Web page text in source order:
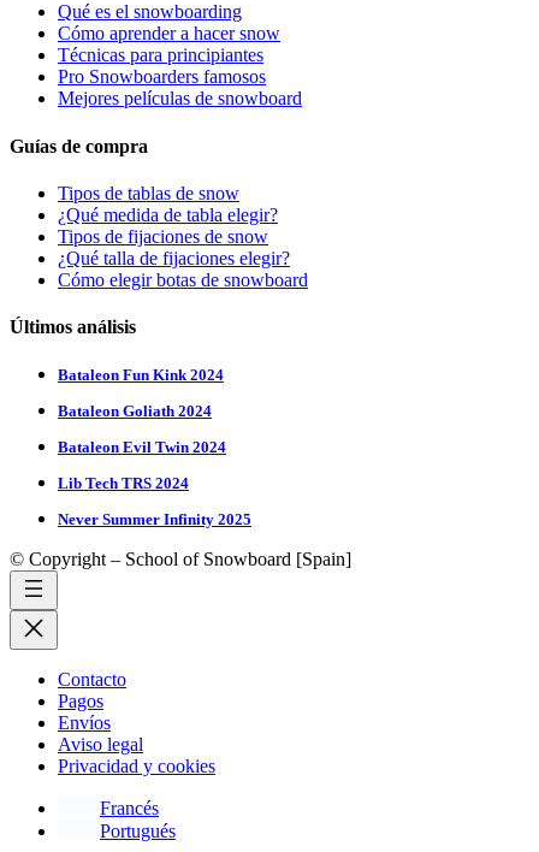
Qué es el snowboarding
Cómo aprender a hacer snow
Técnicas para principiantes
Pro Snowboarders famosos
Mejores películas de snowboard
Guías de compra
Tipos de tablas de snow
¿Qué medida de tabla elegir?
Tipos de fijaciones de snow
¿Qué talla de fijaciones elegir?
Cómo elegir botas de snowboard
Últimos análisis
Bataleon Fun Kink 2024
Bataleon Goliath 2024
Bataleon Evil Twin 2024
Lib Tech TRS 2024
Never Summer Infinity 2025
© Copyright – School of Snowboard [Spain]
Contacto
Pagos
Envíos
Aviso legal
Privacidad y cookies
Francés
Portugués